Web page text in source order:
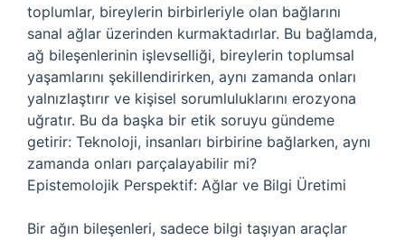
toplumlar, bireylerin birbirleriyle olan bağlarını
sanal ağlar üzerinden kurmaktadırlar. Bu bağlamda,
ağ bileşenlerinin işlevselliği, bireylerin toplumsal
yaşamlarını şekillendirirken, aynı zamanda onları
yalnızlaştırır ve kişisel sorumluluklarını erozyona
uğratır. Bu da başka bir etik soruyu gündeme
getirir: Teknoloji, insanları birbirine bağlarken, aynı
zamanda onları parçalayabilir mi?
Epistemolojik Perspektif: Ağlar ve Bilgi Üretimi
Bir ağın bileşenleri, sadece bilgi taşıyan araçlar